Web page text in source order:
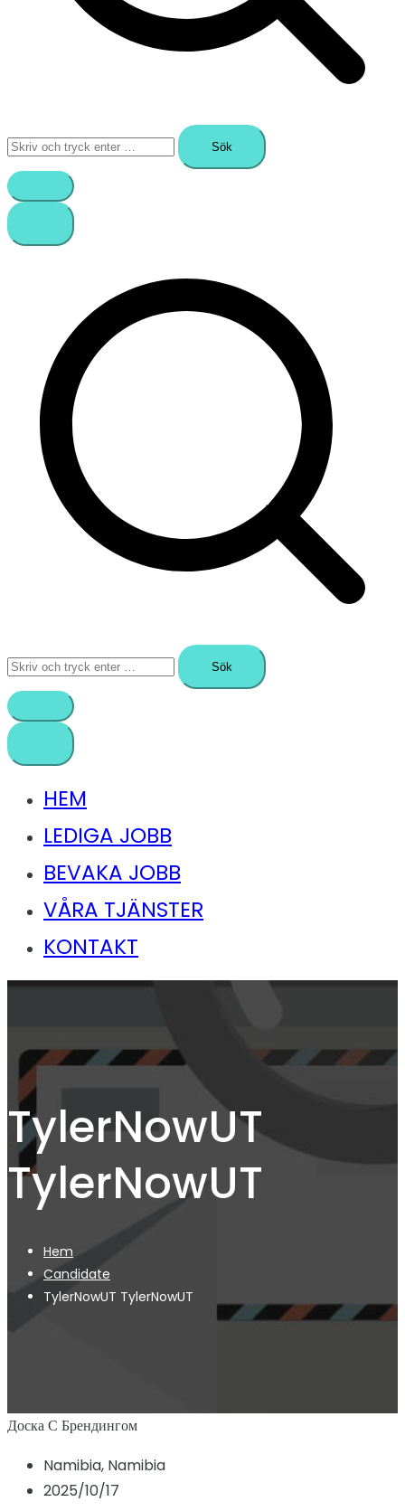
Sök
efter:
Sök
efter:
HEM
LEDIGA JOBB
BEVAKA JOBB
VÅRA TJÄNSTER
KONTAKT
TylerNowUT
TylerNowUT
Hem
Candidate
TylerNowUT TylerNowUT
Доска С Брендингом
Namibia, Namibia
2025/10/17